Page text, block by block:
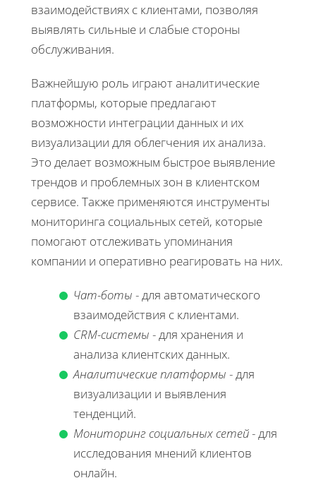
взаимодействиях с клиентами, позволяя
выявлять сильные и слабые стороны
обслуживания.
Важнейшую роль играют аналитические
платформы, которые предлагают
возможности интеграции данных и их
визуализации для облегчения их анализа.
Это делает возможным быстрое выявление
трендов и проблемных зон в клиентском
сервисе. Также применяются инструменты
мониторинга социальных сетей, которые
помогают отслеживать упоминания
компании и оперативно реагировать на них.
Чат-боты - для автоматического
взаимодействия с клиентами.
CRM-системы - для хранения и
анализа клиентских данных.
Аналитические платформы - для
визуализации и выявления
тенденций.
Мониторинг социальных сетей- для
исследования мнений клиентов
онлайн.